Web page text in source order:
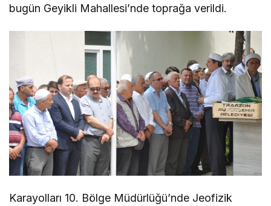
bugün Geyikli Mahallesi’nde toprağa verildi.
Karayolları 10. Bölge Müdürlüğü’nde Jeofizik